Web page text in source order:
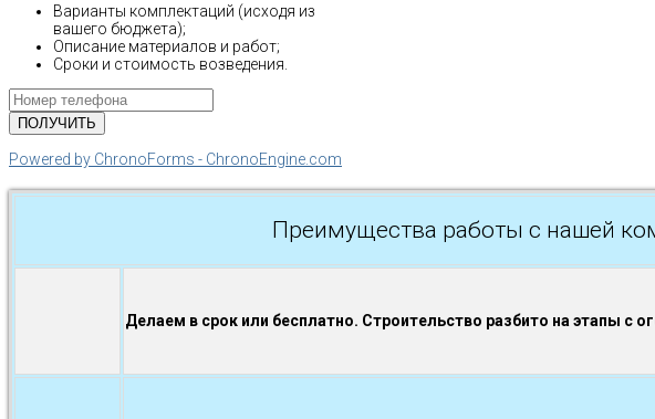
Варианты комплектаций (исходя из
вашего бюджета);
Описание материалов и работ;
Сроки и стоимость возведения.
Powered by ChronoForms - ChronoEngine.com
Преимущества работы с нашей
Делаем в срок или бесплатно. Строительство разбито на этапы с